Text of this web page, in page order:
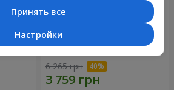
Цветы в коробке “Кадриль”
6 265 грн
Принять все
Настройки